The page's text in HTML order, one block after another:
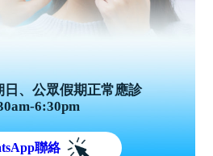
日、公眾假期正常應診
6:30pm
聯絡